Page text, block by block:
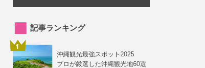
記事ランキング
沖縄観光最強スポット2025
プロが厳選した沖縄観光地60選